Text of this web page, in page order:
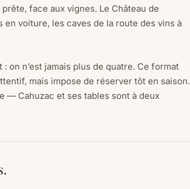
face aux vignes. Le Château de
en voiture, les caves de la route des vins à
on n’est jamais plus de quatre. Ce format
mais impose de réserver tôt en saison.
— Cahuzac et ses tables sont à deux